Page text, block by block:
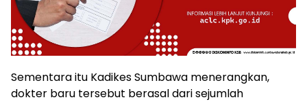
Sementara itu Kadikes Sumbawa menerangkan,
dokter baru tersebut berasal dari sejumlah